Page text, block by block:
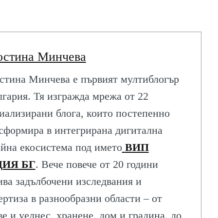
Минчева
Минчева е първият мултиблогър
Тя изгражда мрежа от 22
блога, които постепенно
в интегрирана дигитална
екосистема под името ВИП
БГ. Вече повече от 20 години
задълбочени изследвания и
в разнообразни области – от
и уелнес, хранене, дом и градина, до